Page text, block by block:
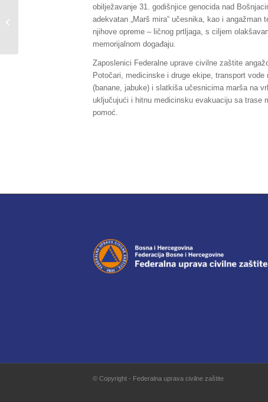
obilježavanje 31. godišnjice genocida nad
adekvatan „Marš mira“ učesnika, kao i
njihove opreme – ličnog prtljaga, s ciljem
memorijalnom događaju.
Zaposlenici Federalne uprave civilne zaštite
Potočari, medicinske i druge ekipe, transport
(banane, jabuke) i slatkiša učesnicima marša na
uključujući i hitnu medicinsku evakuaciju sa trase
pomoć.
© Copyright - Federalna uprava civilne zaštite
nesreća na području...